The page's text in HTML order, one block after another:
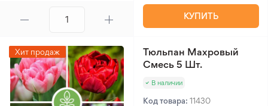
КУПИТЬ
Хит продаж
Тюльпан Махровый
Смесь 5 Шт.
В наличии
Код товара: 11430